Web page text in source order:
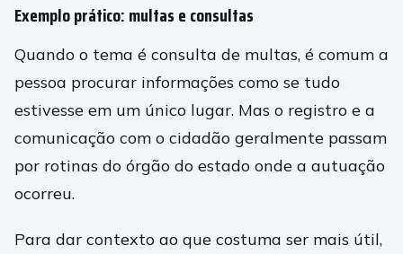
Exemplo prático: multas e consultas
Quando o tema é consulta de multas, é comum a
pessoa procurar informações como se tudo
estivesse em um único lugar. Mas o registro e a
comunicação com o cidadão geralmente passam
por rotinas do órgão do estado onde a autuação
ocorreu.
Para dar contexto ao que costuma ser mais útil,